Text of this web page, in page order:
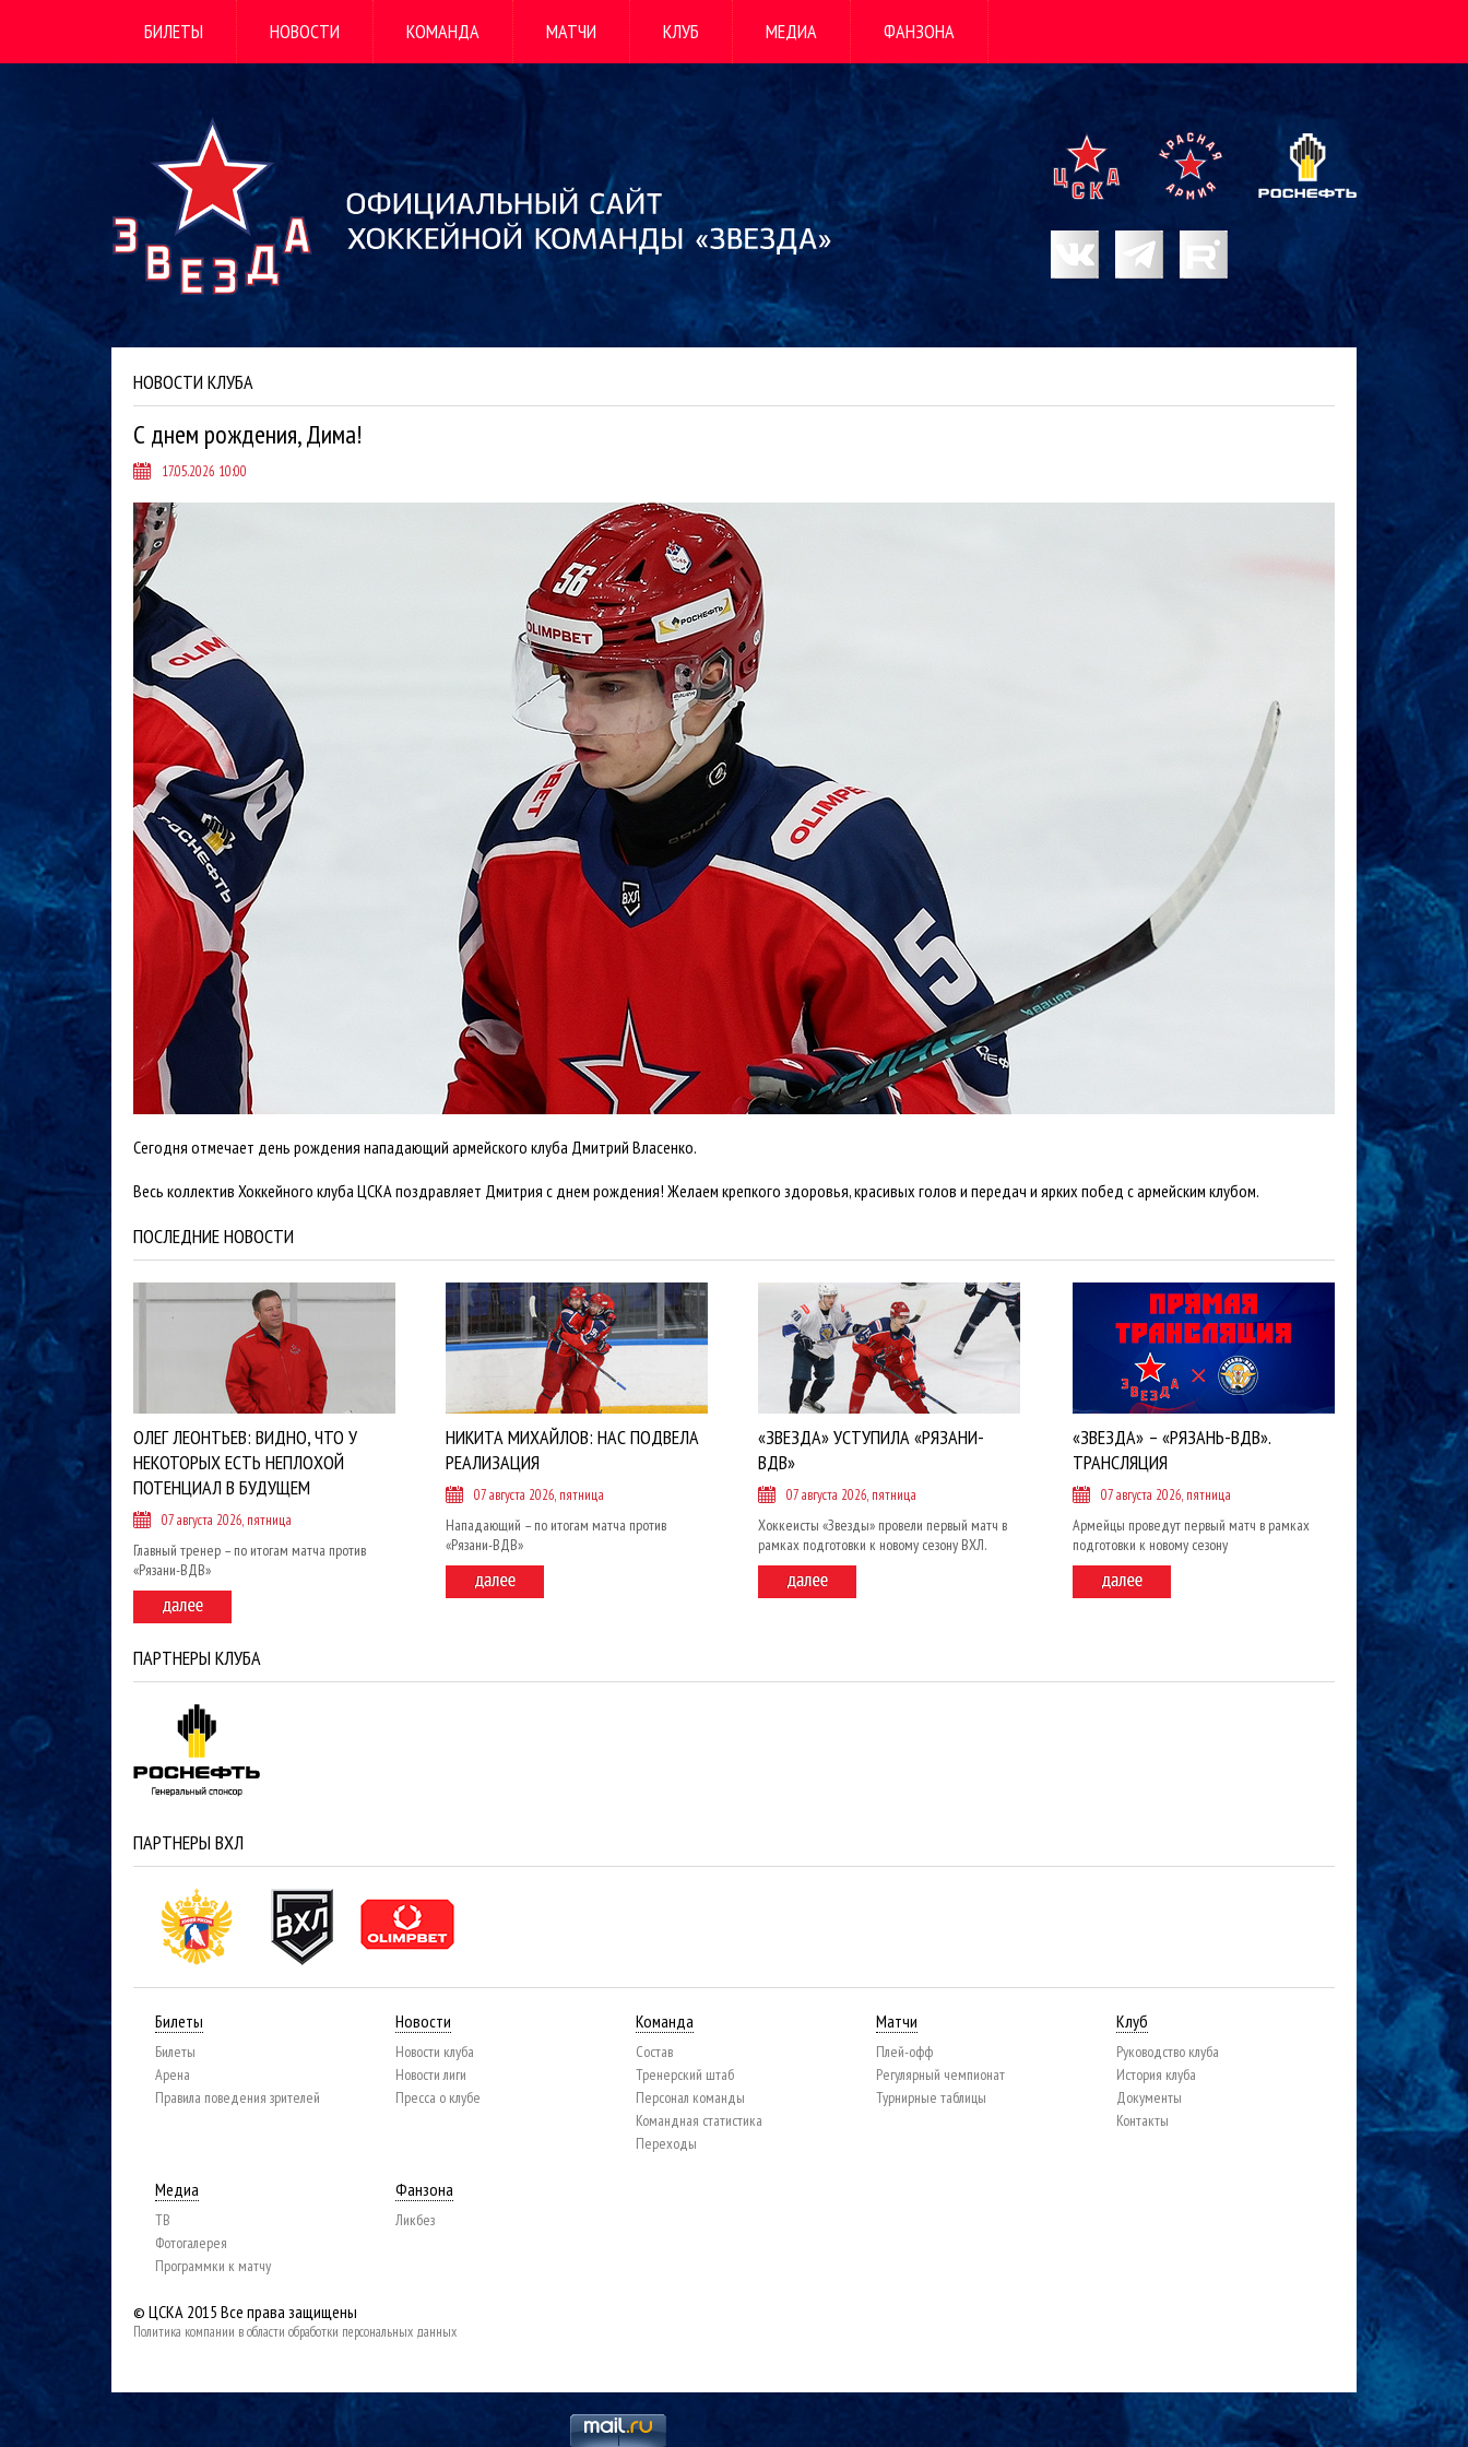
БИЛЕТЫ НОВОСТИ КОМАНДА МАТЧИ КЛУБ МЕДИА ФАНЗОНА
НОВОСТИ КЛУБА
С днем рождения, Дима!
17.05.2026 10:00
Сегодня отмечает день рождения нападающий армейского клуба Дмитрий Власенко.
Весь коллектив Хоккейного клуба ЦСКА поздравляет Дмитрия с днем рождения! Желаем крепкого здоровья, красивых голов и передач и ярких побед с армейским клубом.
ПОСЛЕДНИЕ НОВОСТИ
ОЛЕГ ЛЕОНТЬЕВ: ВИДНО, ЧТО У
НЕКОТОРЫХ ЕСТЬ НЕПЛОХОЙ
ПОТЕНЦИАЛ В БУДУЩЕМ
07 августа 2026, пятница
Главный тренер – по итогам матча против
«Рязани-ВДВ»
НИКИТА МИХАЙЛОВ: НАС ПОДВЕЛА
РЕАЛИЗАЦИЯ
07 августа 2026, пятница
Нападающий – по итогам матча против
«Рязани-ВДВ»
«ЗВЕЗДА» УСТУПИЛА «РЯЗАНИ-
ВДВ»
07 августа 2026, пятница
Хоккеисты «Звезды» провели первый матч в
рамках подготовки к новому сезону ВХЛ.
«ЗВЕЗДА» – «РЯЗАНЬ-ВДВ».
ТРАНСЛЯЦИЯ
07 августа 2026, пятница
Армейцы проведут первый матч в рамках
подготовки к новому сезону
ПАРТНЕРЫ КЛУБА
ПАРТНЕРЫ ВХЛ
Билеты
Билеты
Арена
Правила поведения зрителей
Новости
Новости клуба
Новости лиги
Пресса о клубе
Команда
Состав
Тренерский штаб
Персонал команды
Командная статистика
Переходы
Матчи
Плей-офф
Регулярный чемпионат
Турнирные таблицы
Клуб
Руководство клуба
История клуба
Документы
Контакты
Медиа
ТВ
Фотогалерея
Программки к матчу
Фанзона
Ликбез
© ЦСКА 2015 Все права защищены
Политика компании в области обработки персональных данных